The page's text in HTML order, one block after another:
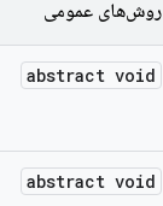
روش‌های عمومی
abstract void
abstract void